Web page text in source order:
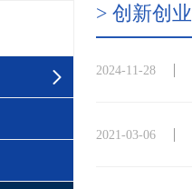
> 创新创业
2024-11-28
2021-03-06